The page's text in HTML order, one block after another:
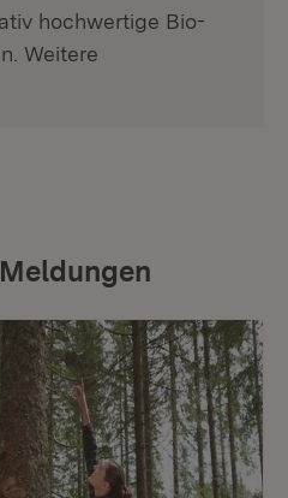
hochwertige Bio-
Weitere